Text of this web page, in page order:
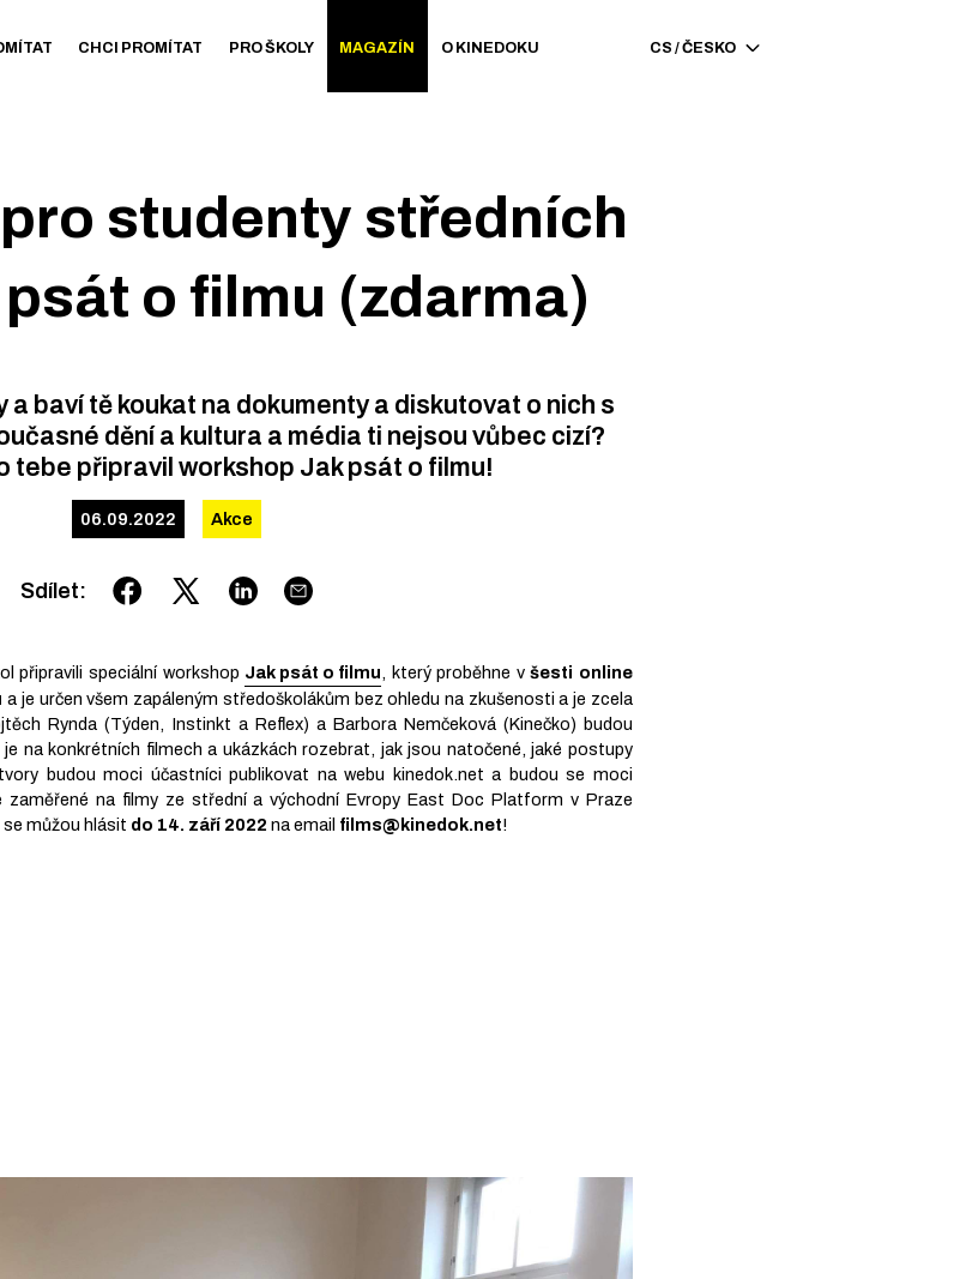
CHCI PROMÍTAT PRO ŠKOLY MAGAZÍN O KINEDOKU CS /ČESKO
studenty středních
o filmu (zdarma)
baví tě koukat na dokumenty a diskutovat o nich s
dění a kultura a média ti nejsou vůbec cizí?
tebe připravil workshop Jak psát o filmu!
06.09.2022 Akce
Sdílet:
připravili speciální workshop Jak psát o filmu, který proběhne všesti online
a je určen všem zapáleným středoškolákům bez ohledu na zkušenosti a je zcela
Rynda (Týden, Instinkt a Reflex) a Barbora Nemčeková (Kinečko) budou
na konkrétních filmech a ukázkách rozebrat, jak jsou natočené, jaké postupy
budou moci účastníci publikovat na webu kinedok.net a budou se moci
zaměřené na filmy ze střední a východní Evropy East Doc Platform v Praze
můžou hlásit do 14. září 2022na email films@kinedok.net!